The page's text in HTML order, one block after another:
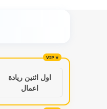
اول اثنين ريادة
اعمال